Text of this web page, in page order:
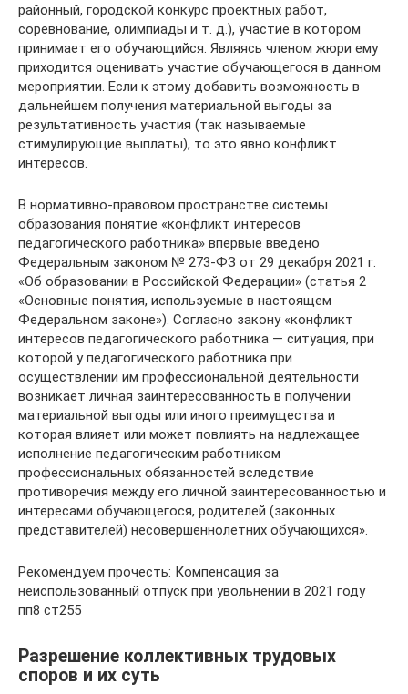
районный, городской конкурс проектных работ,
соревнование, олимпиады и т. д.), участие в котором
принимает его обучающийся. Являясь членом жюри ему
приходится оценивать участие обучающегося в данном
мероприятии. Если к этому добавить возможность в
дальнейшем получения материальной выгоды за
результативность участия (так называемые
стимулирующие выплаты), то это явно конфликт
интересов.
В нормативно-правовом пространстве системы
образования понятие «конфликт интересов
педагогического работника» впервые введено
Федеральным законом № 273-ФЗ от 29 декабря 2021 г.
«Об образовании в Российской Федерации» (статья 2
«Основные понятия, используемые в настоящем
Федеральном законе»). Согласно закону «конфликт
интересов педагогического работника — ситуация, при
которой у педагогического работника при
осуществлении им профессиональной деятельности
возникает личная заинтересованность в получении
материальной выгоды или иного преимущества и
которая влияет или может повлиять на надлежащее
исполнение педагогическим работником
профессиональных обязанностей вследствие
противоречия между его личной заинтересованностью и
интересами обучающегося, родителей (законных
представителей) несовершеннолетних обучающихся».
Рекомендуем прочесть: Компенсация за
неиспользованный отпуск при увольнении в 2021 году
пп8 ст255
Разрешение коллективных трудовых
споров и их суть